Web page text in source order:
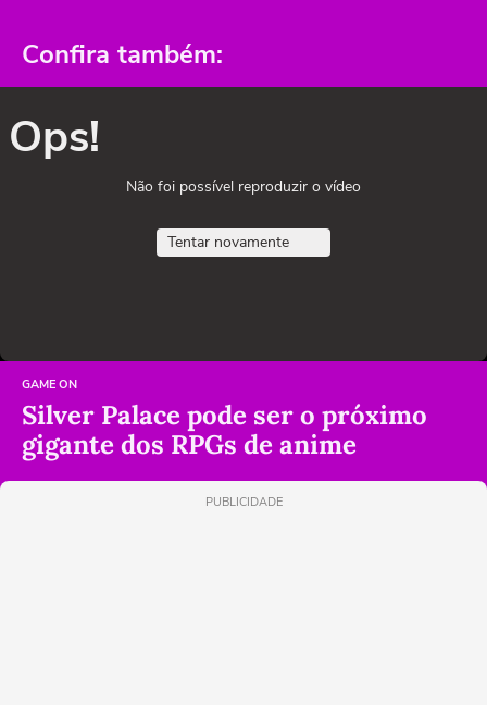
Confira também:
Ops!
Não foi possível reproduzir o vídeo
Tentar novamente
GAME ON
Silver Palace pode ser o próximo
gigante dos RPGs de anime
PUBLICIDADE